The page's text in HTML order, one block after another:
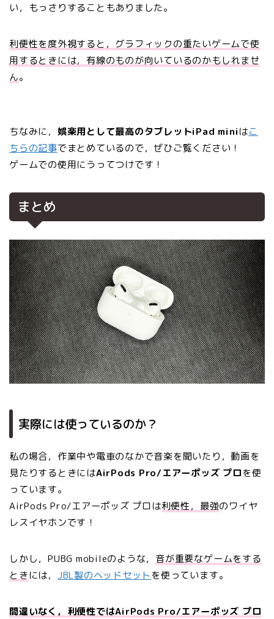
い，もっさりすることもありました。
利便性を度外視すると，グラフィックの重たいゲームで使
用するときには，有線のものが向いているのかもしれませ
ん。
ちなみに， 娯楽用として最高のタブレットiPad miniはこ
ちらの記事でまとめているので，ぜひご覧ください！
ゲームでの使用にうってつけです！
まとめ
実際には使っているのか？
私の場合，作業中や電車のなかで音楽を聞いたり，動画を
見たりするときにはAirPods Pro/エアーポッズ プロを使
っています。
AirPods Pro/エアーポッズ プロは利便性，最強のワイヤ
レスイヤホンです！
しかし，PUBG mobileのような， 音が重要なゲームをする
ときには， JBL製のヘッドセットを使っています。
間違いなく，利便性ではAirPods Pro/エアーポッズ プロ